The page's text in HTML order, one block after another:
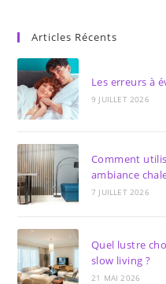
Articles Récents
Les erreurs à
9 JUILLET 2026
Comment
ambiance
7 JUILLET 2026
Quel lustre
slow living ?
21 MAI 2026